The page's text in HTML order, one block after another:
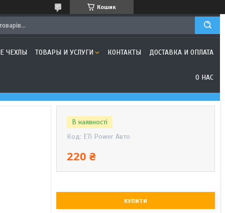
Кошик
ЧЕХЛЫ ТОВАРЫ И УСЛУГИ КОНТАКТЫ ДОСТАВКА И ОПЛАТА
О НАС
В наявності
Код: E7i Power Авто
220 ₴
КУПИТИ